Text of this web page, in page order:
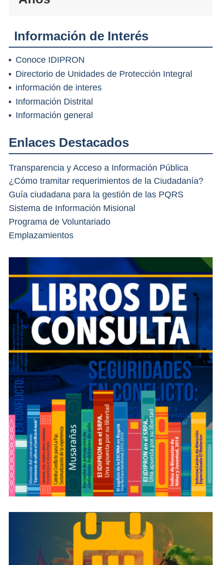
Información de Interés
Conoce IDIPRON
Directorio de Unidades de Protección Integral
información de interes
Información Distrital
Información general
Enlaces Destacados
Transparencia y Acceso a Información Pública
¿Cómo tramitar requerimientos de la Ciudadanía?
Guía ciudadana para la gestión de las PQRS
Sistema de Información Misional
Programa de Voluntariado
Emplazamientos